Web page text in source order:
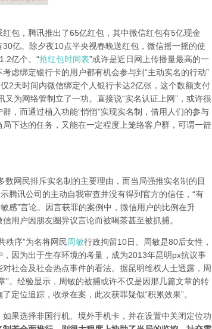
，腾讯推出了65亿红包，其中微信红包有5亿现金
亿。除夕夜10点半央视春晚送红包，微信摇一摇的使
亿个。“抢红包时间表”或许是近日网上传播量最高的一
虑绑定银行卡的用户都有机会参与到“主动实名的行动”
2天时间内微信绑定个人银行卡达2亿张，这个数额支付
为网络管制立了一功。直接说“实名认证上网”，或许很
，而通过植入功能“悄悄”实现实名制，借用人们的参与
下达的任务，又能在一定程度上笼络客户群，可谓一箭
民排斥实名制的主要理由，而当局强推实名制的目
腾讯公司的主动自我审查并没有得到官方的信任，“有
感”言论。因言获罪的案例中，微信用户的比例在升
用户因朋友圈异议言论而被喝茶甚至被抓捕。
序”为名将网民周敏行政拘留10日。周敏是80后女性，
因为出于生存环境的考量，成为2013年昆明px抗议事
社会及社会热点事件的看法。据昆明维权人士透露，周
。经验显示，周敏的被捕或许不仅是因那几篇文章的转
定位追踪，收录在案，此次获罪疑似“积累效果”。
选择非国行机、境外手机卡，并在设置中关闭定位功